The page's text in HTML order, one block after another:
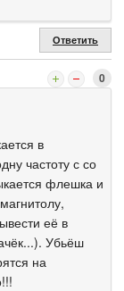
Ответить
0
в
частоту с со
флешка и
её в
Убьёш
на